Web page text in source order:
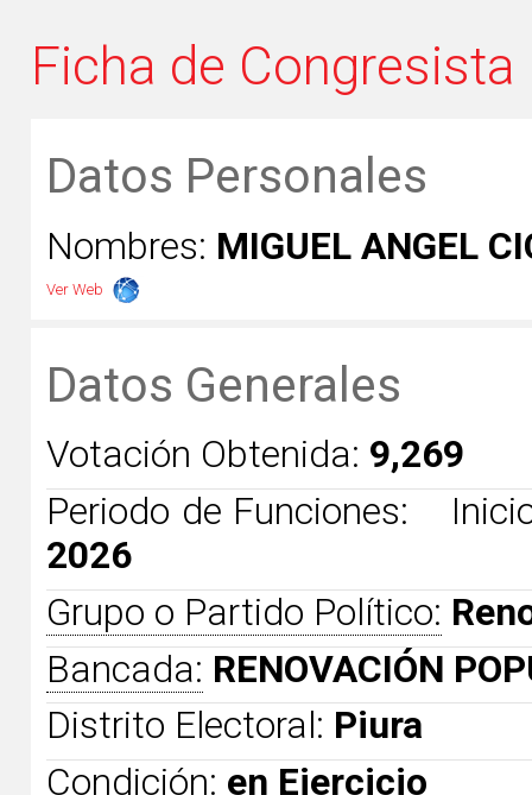
Ficha de Congresista
Datos Personales
Nombres: MIGUEL ANGEL
Ver Web
Datos Generales
Votación Obtenida: 9,269
Periodo de Funciones:
2026
Grupo o Partido Político:
Bancada: RENOVACIÓN
Distrito Electoral: Piura
Condición: en Ejercicio